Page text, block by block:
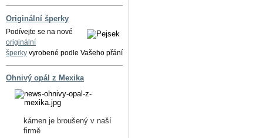
Originální šperky
Podívejte se na nové
originální
šperky vyrobené podle Vašeho přání
Ohnivý opál z Mexika
kámen je broušený v naší
firmě